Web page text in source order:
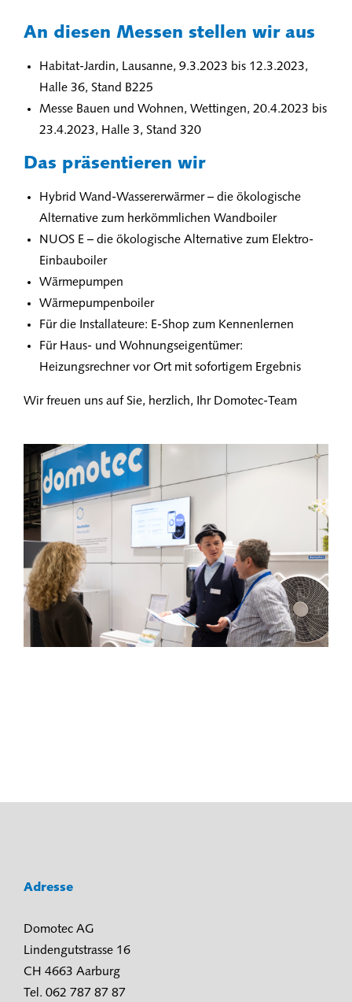
An diesen Messen stellen wir aus
Habitat-Jardin, Lausanne, 9.3.2023 bis 12.3.2023,
Halle 36, Stand B225
Messe Bauen und Wohnen, Wettingen, 20.4.2023 bis
23.4.2023, Halle 3, Stand 320
Das präsentieren wir
Hybrid Wand-Wassererwärmer – die ökologische
Alternative zum herkömmlichen Wandboiler
NUOS E – die ökologische Alternative zum Elektro-
Einbauboiler
Wärmepumpen
Wärmepumpenboiler
Für die Installateure: E-Shop zum Kennenlernen
Für Haus- und Wohnungseigentümer:
Heizungsrechner vor Ort mit sofortigem Ergebnis
Wir freuen uns auf Sie, herzlich, Ihr Domotec-Team
Adresse
Domotec AG
Lindengutstrasse 16
CH 4663 Aarburg
Tel. 062 787 87 87